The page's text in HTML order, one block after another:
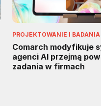
PROJEKTOWANIE I BADANIA
Comarch modyfikuje
agenci AI przejmą
zadania w firmach